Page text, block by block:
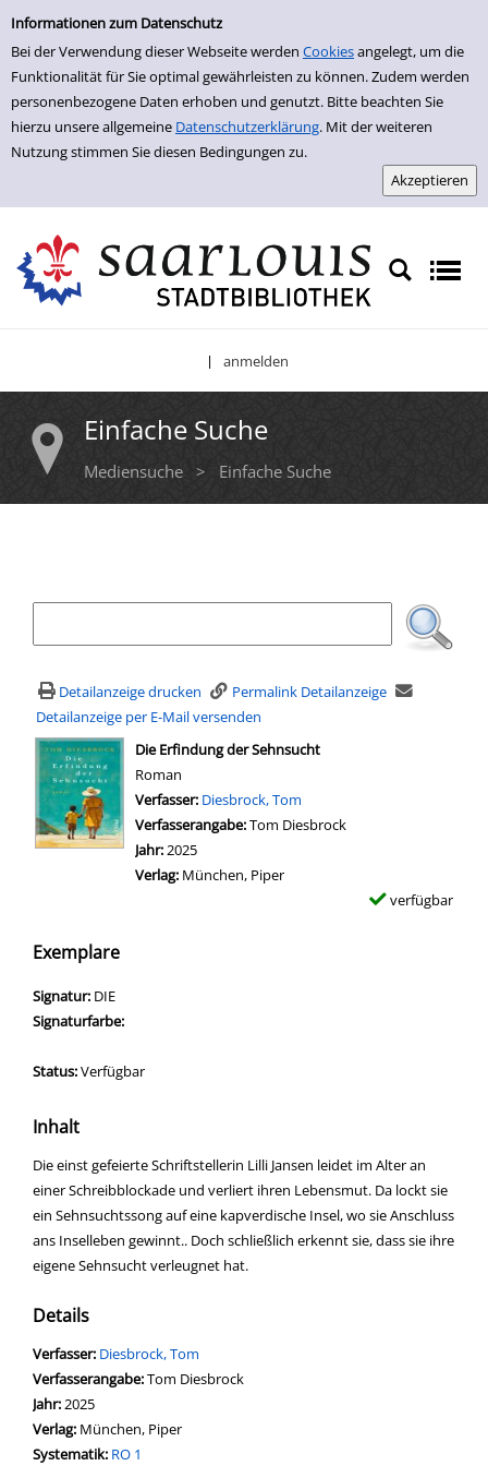
Einfache Suche
Informationen zum Datenschutz
Bei der Verwendung dieser Webseite werden Cookiesangelegt, um die
Funktionalität für Sie optimal gewährleisten zu können. Zudem werden
personenbezogene Daten erhoben und genutzt. Bitte beachten Sie
hierzu unsere allgemeine Datenschutzerklärung. Mit der weiteren
Nutzung stimmen Sie diesen Bedingungen zu.
Zur Detailanzeige springen
| anmelden
Einfache Suche
Mediensuche > Einfache Suche
Detailanzeige drucken
Permalink Detailanzeige
Detailanzeige per E-Mail versenden
wird in neuem Tab geöffnet
Die Erfindung der Sehnsucht
Roman
Verfasser: Suche nach diesem Verfasser
Diesbrock, Tom
Verfasserangabe:Tom Diesbrock
Jahr:2025
Verlag: München, Piper
verfügbar
Exemplare
Signatur: DIE
Signaturfarbe:
Status:Verfügbar
Inhalt
Die einst gefeierte Schriftstellerin Lilli Jansen leidet im Alter an
einer Schreibblockade und verliert ihren Lebensmut. Da lockt sie
ein Sehnsuchtssong auf eine kapverdische Insel, wo sie Anschluss
ans Inselleben gewinnt.. Doch schließlich erkennt sie, dass sie ihre
eigene Sehnsucht verleugnet hat.
Details
Verfasser: Suche nach diesem Verfasser
Diesbrock, Tom
Verfasserangabe:Tom Diesbrock
Jahr:2025
Verlag: München, Piper
opens in new tab
Diesen Link in neuem Tab öffnen
Systematik: Suche nach dieser Systematik
RO 1